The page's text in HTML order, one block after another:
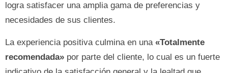
logra satisfacer una amplia gama de preferencias y
necesidades de sus clientes.
La experiencia positiva culmina en una «Totalmente
recomendada» por parte del cliente, lo cual es un fuerte